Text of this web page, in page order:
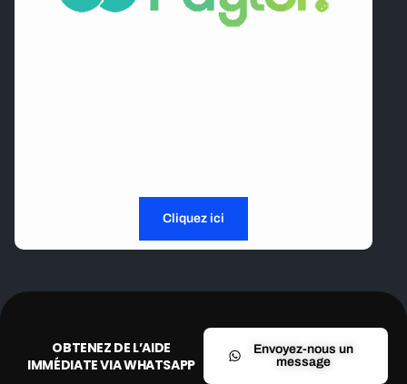
Cliquez ici
OBTENEZ DE L’AIDE
IMMÉDIATE VIA WHATSAPP
Envoyez-nous un
message